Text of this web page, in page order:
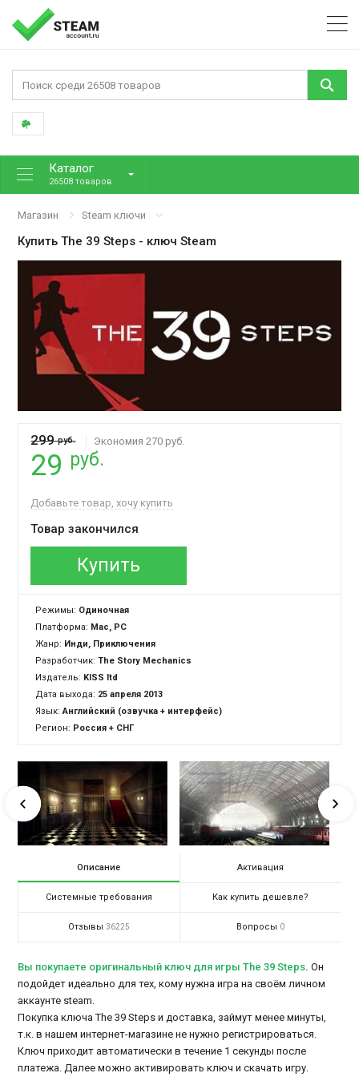
Каталог
26508 товаров
Магазин Steam ключи
КупитьThe 39 Steps - ключ Steam
299руб. Экономия 270 руб.
29 руб.
Добавьте товар, хочу купить
Товар закончился
Купить
Режимы: Одиночная
Платформа: Mac, PC
Жанр: Инди, Приключения
Разработчик:The Story Mechanics
Издатель: KISS ltd
Дата выхода: 25 апреля 2013
Язык:Английский (озвучка + интерфейс)
Регион: Россия + СНГ
Описание Активация
Системные требования Как купить дешевле?
Отзывы 36225 Вопросы 0
Вы покупаете оригинальный ключ для игры The 39 Steps. Он
подойдет идеально для тех, кому нужна игра на своём личном
аккаунте steam.
Покупка ключа The 39 Steps и доставка, займут менее минуты,
т.к. в нашем интернет-магазине не нужно регистрироваться.
Ключ приходит автоматически в течение 1 секунды после
платежа. Далее можно активировать ключ и скачать игру.